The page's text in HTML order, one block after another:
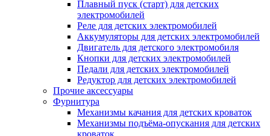
Плавный пуск (старт) для детских
электромобилей
Реле для детских электромобилей
Аккумуляторы для детских электромобилей
Двигатель для детского электромобиля
Кнопки для детских электромобилей
Педали для детских электромобилей
Редуктор для детских электромобилей
Прочие аксессуары
Фурнитура
Механизмы качания для детских кроваток
Механизмы подъёма-опускания для детских
кроваток